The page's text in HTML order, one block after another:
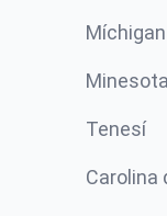
Míchigan
Minesota
Tenesí
Carolina